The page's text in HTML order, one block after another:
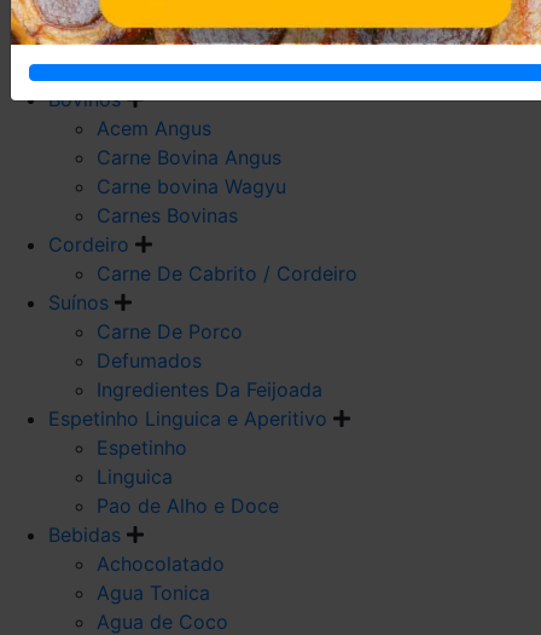
Carne De Frango
Carne De Galeto
Codorna
Bovinos
Acem Angus
Carne Bovina Angus
Carne bovina Wagyu
Carnes Bovinas
Cordeiro
Carne De Cabrito / Cordeiro
Suínos
Carne De Porco
Defumados
Ingredientes Da Feijoada
Espetinho Linguica e Aperitivo
Espetinho
Linguica
Pao de Alho e Doce
Bebidas
Achocolatado
Agua Tonica
Agua de Coco